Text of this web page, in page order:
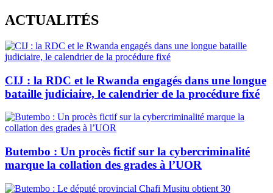
Skip
to
content
ACTUALITÉS
CIJ : la RDC et le Rwanda engagés dans une longue
bataille judiciaire, le calendrier de la procédure fixé
Butembo : Un procès fictif sur la cybercriminalité
marque la collation des grades à l’UOR